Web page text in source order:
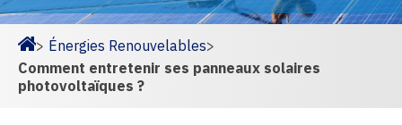
Homepage
> Énergies Renouvelables>
Comment entretenir ses panneaux solaires
photovoltaïques ?